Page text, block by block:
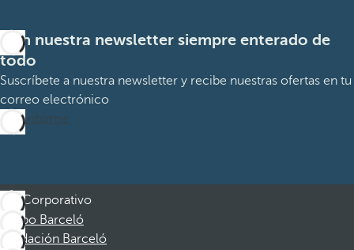
Con nuestra newsletter siempre enterado de
todo
Suscríbete a nuestra newsletter y recibe nuestras ofertas en tu
correo electrónico
Suscribirme
Corporativo
Grupo Barceló
Fundación Barceló